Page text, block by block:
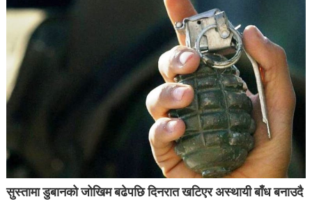
सुस्तामा डुबानको जोखिम बढेपछि दिनरात खटिएर अस्थायी बाँध बनाउदै